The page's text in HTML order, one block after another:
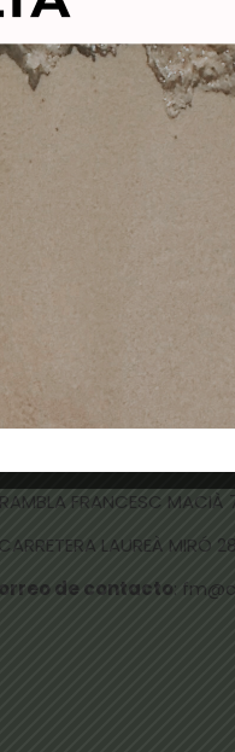
BRUMEN NAILS
ACRÍLICO SOFT PINK
26,00 20,90
FÍSICAS
RAMBLA FRANCESC MACIÀ
LAUREÀ MIRÓ
de contacto: